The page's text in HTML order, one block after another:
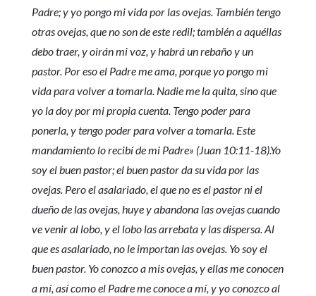
Padre; y yo pongo mi vida por las ovejas. También tengo
otras ovejas, que no son de este redil; también a aquéllas
debo traer, y oirán mi voz, y habrá un rebaño y un
pastor. Por eso el Padre me ama, porque yo pongo mi
vida para volver a tomarla. Nadie me la quita, sino que
yo la doy por mi propia cuenta. Tengo poder para
ponerla, y tengo poder para volver a tomarla. Este
mandamiento lo recibí de mi Padre» (Juan 10:11-18).Yo
soy el buen pastor; el buen pastor da su vida por las
ovejas. Pero el asalariado, el que no es el pastor ni el
dueño de las ovejas, huye y abandona las ovejas cuando
ve venir al lobo, y el lobo las arrebata y las dispersa. Al
que es asalariado, no le importan las ovejas. Yo soy el
buen pastor. Yo conozco a mis ovejas, y ellas me conocen
a mí, así como el Padre me conoce a mí, y yo conozco al